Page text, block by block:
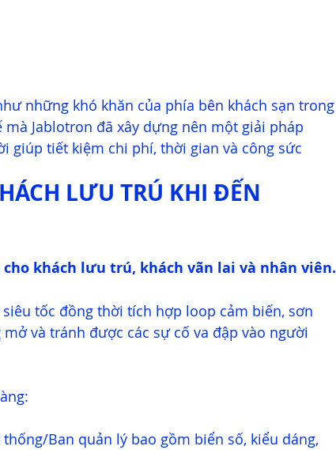
những khó khăn của phía bên khách sạn trong
Jablotron đã xây dựng nên một giải pháp
giúp tiết kiệm chi phí, thời gian và công sức
LƯU TRÚ KHI ĐẾN
khách lưu trú, khách vãn lai và nhân viên.
tốc đồng thời tích hợp loop cảm biến, sơn
và tránh được các sự cố va đập vào người
Ban quản lý bao gồm biển số, kiểu dáng,